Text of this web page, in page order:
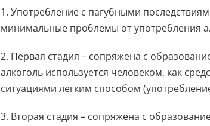
1. Употребление с пагубными
минимальные проблемы от употребления
2. Первая стадия – сопряжена с
алкоголь используется человеком, как
ситуациями легким способом
3. Вторая стадия – сопряжена с